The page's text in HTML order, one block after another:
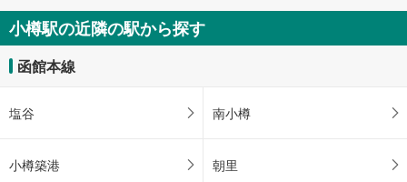
存
す
小樽駅の近隣の駅から探す
函館本線
塩谷 南小樽
小樽築港 朝里